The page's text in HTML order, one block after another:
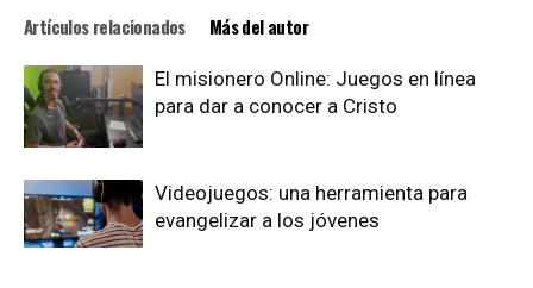
Artículos relacionados Más del autor
El misionero Online: Juegos en línea
para dar a conocer a Cristo
Videojuegos: una herramienta para
evangelizar a los jóvenes